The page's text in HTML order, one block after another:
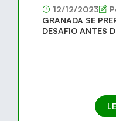
12/12/2023
GRANADA SE
DESAFIO ANTES